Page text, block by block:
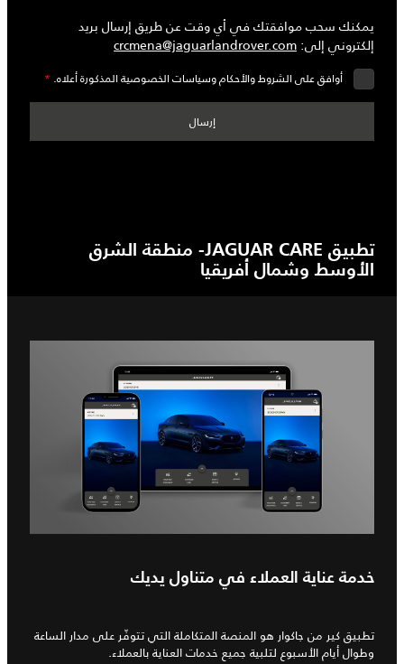
يمكنك سحب موافقتك في أي وقت عن طريق إرسال بريد
إلكتروني إلى: crcmena@jaguarlandrover.com
أوافق على الشروط والأحكام وسياسات الخصوصية المذكورة أعلاه. *
تطبيق JAGUAR CARE- منطقة الشرق
الأوسط وشمال أفريقيا
خدمة عناية العملاء في متناول يديك
تطبيق كير من جاكوار هو المنصة المتكاملة التي تتوفّر على مدار الساعة
وطوال أيام الأسبوع لتلبية جميع خدمات العناية بالعملاء.